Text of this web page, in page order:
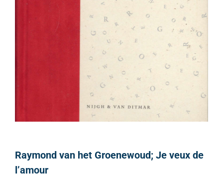
Raymond van het Groenewoud; Je veux de
l’amour